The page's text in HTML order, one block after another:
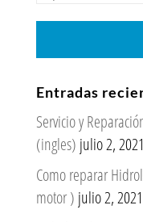
Entradas
Servicio y
(ingles) julio 2, 2021
Como reparar
motor ) julio 2, 2021